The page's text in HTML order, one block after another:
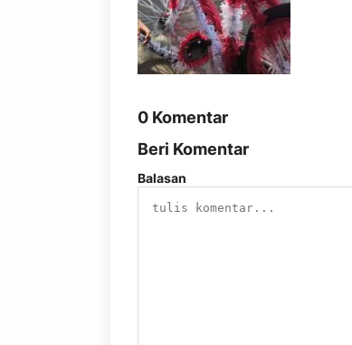
0 Komentar
Beri Komentar
Balasan